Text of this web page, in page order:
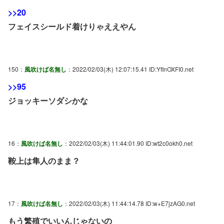
>>20
フェイスシールド着けりゃええやん
150： 風吹けば名無し ：2022/02/03(木) 12:07:15.41 ID:YfInOXFI0.net
>>95
ジョッキーソダシかな
16： 風吹けば名無し ：2022/02/03(木) 11:44:01.90 ID:wt2c0okh0.net
鞍上は隼人のまま？
17： 風吹けば名無し ：2022/02/03(木) 11:44:14.78 ID:w+E7jzAG0.net
もう繁殖でいいんじゃないの